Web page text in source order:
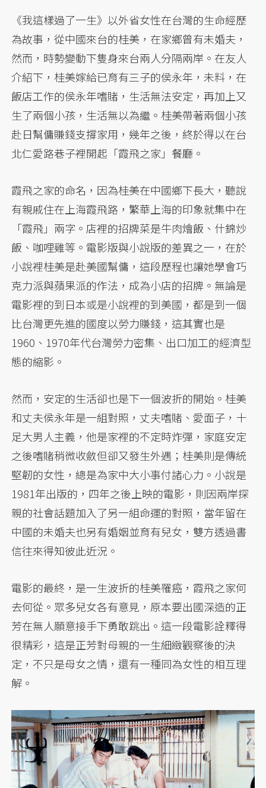
《我這樣過了一生》以外省女性在台灣的生命經歷
為故事，從中國來台的桂美，在家鄉曾有未婚夫，
然而，時勢變動下隻身來台兩人分隔兩岸。在友人
介紹下，桂美嫁給已育有三子的侯永年，未料，在
飯店工作的侯永年嗜賭，生活無法安定，再加上又
生了兩個小孩，生活無以為繼。桂美帶著兩個小孩
赴日幫傭賺錢支撐家用，幾年之後，終於得以在台
北仁愛路巷子裡開起「霞飛之家」餐廳。
霞飛之家的命名，因為桂美在中國鄉下長大，聽說
有親戚住在上海霞飛路，繁華上海的印象就集中在
「霞飛」兩字。店裡的招牌菜是牛肉燴飯、什錦炒
飯、咖哩雞等。電影版與小說版的差異之一，在於
小說裡桂美是赴美國幫傭，這段歷程也讓她學會巧
克力派與蘋果派的作法，成為小店的招牌。無論是
電影裡的到日本或是小說裡的到美國，都是到一個
比台灣更先進的國度以勞力賺錢，這其實也是
1960、1970年代台灣勞力密集、出口加工的經濟型
態的縮影。
然而，安定的生活卻也是下一個波折的開始。桂美
和丈夫侯永年是一組對照，丈夫嗜賭、愛面子，十
足大男人主義，他是家裡的不定時炸彈，家庭安定
之後嗜賭稍微收斂但卻又發生外遇；桂美則是傳統
堅韌的女性，總是為家中大小事付諸心力。小說是
1981年出版的，四年之後上映的電影，則因兩岸探
親的社會話題加入了另一組命運的對照，當年留在
中國的未婚夫也另有婚姻並育有兒女，雙方透過書
信往來得知彼此近況。
電影的最終，是一生波折的桂美罹癌，霞飛之家何
去何從。眾多兒女各有意見，原本要出國深造的正
芳在無人願意接手下勇敢跳出。這一段電影詮釋得
很精彩，這是正芳對母親的一生細緻觀察後的決
定，不只是母女之情，還有一種同為女性的相互理
解。